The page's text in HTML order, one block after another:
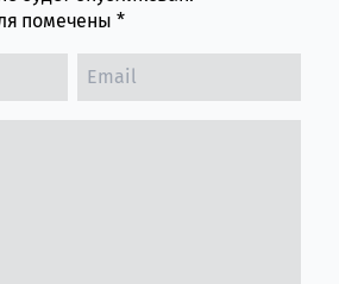
помечены *